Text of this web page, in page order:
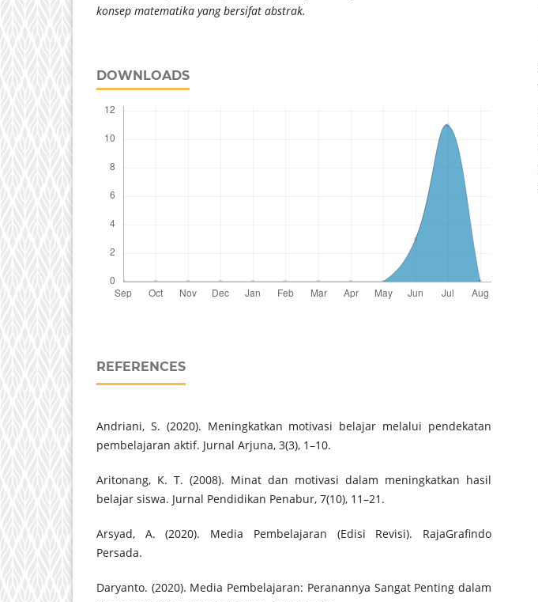
konsep matematika yang bersifat abstrak.
DOWNLOADS
REFERENCES
Andriani, S. (2020). Meningkatkan motivasi belajar melalui pendekatan
pembelajaran aktif. Jurnal Arjuna, 3(3), 1–10.
Aritonang, K. T. (2008). Minat dan motivasi dalam meningkatkan hasil
belajar siswa. Jurnal Pendidikan Penabur, 7(10), 11–21.
Arsyad, A. (2020). Media Pembelajaran (Edisi Revisi). RajaGrafindo
Persada.
Daryanto. (2020). Media Pembelajaran: Peranannya Sangat Penting dalam